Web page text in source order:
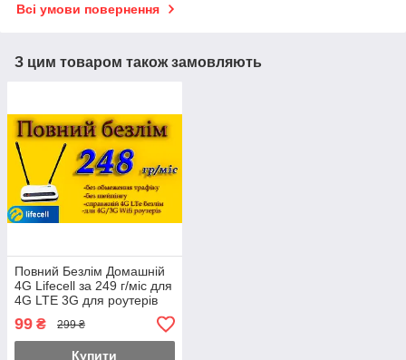
Всі умови повернення
З цим товаром також замовляють
Повний Безлім Домашній
4G Lifecell за 249 г/міс для
4G LTE 3G для роутерів
WiFi без обмежень
швидкості!
99 ₴ 299 ₴
Купити